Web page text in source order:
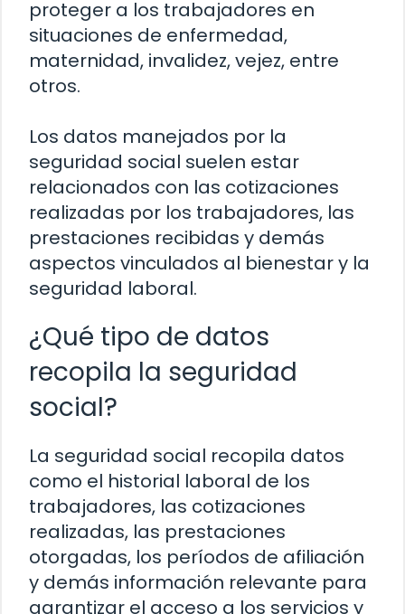
proteger a los trabajadores en
situaciones de enfermedad,
maternidad, invalidez, vejez, entre
otros.
Los datos manejados por la
seguridad social suelen estar
relacionados con las cotizaciones
realizadas por los trabajadores, las
prestaciones recibidas y demás
aspectos vinculados al bienestar y la
seguridad laboral.
¿Qué tipo de datos
recopila la seguridad
social?
La seguridad social recopila datos
como el historial laboral de los
trabajadores, las cotizaciones
realizadas, las prestaciones
otorgadas, los períodos de afiliación
y demás información relevante para
garantizar el acceso a los servicios y